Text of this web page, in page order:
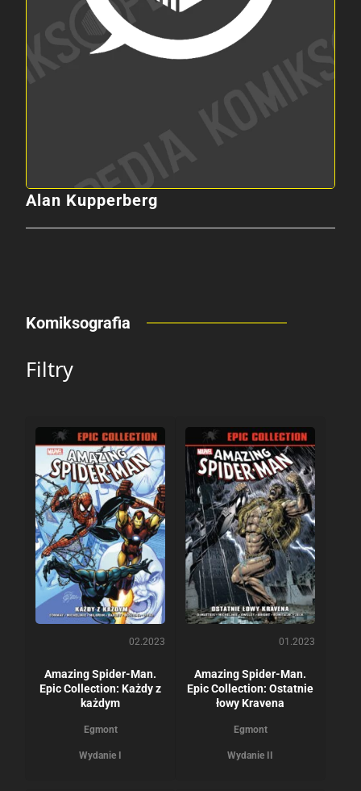
Alan Kupperberg
Komiksografia
Filtry
02.2023
Amazing Spider-Man.
Epic Collection: Każdy z
każdym
Egmont
Wydanie I
01.2023
Amazing Spider-Man.
Epic Collection: Ostatnie
łowy Kravena
Egmont
Wydanie II